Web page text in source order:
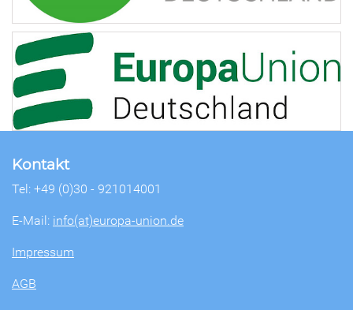
Kontakt
Tel: +49 (0)30 - 921014001
E-Mail: info(at)europa-union.de
Impressum
AGB